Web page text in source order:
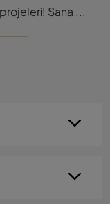
Kaçırılmaması gereken aydınlatma projeleri! Sana Slamp'ın Quantica Sospensione asma lambasını tanı